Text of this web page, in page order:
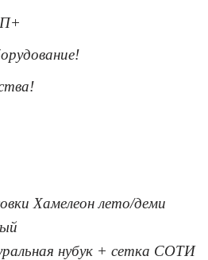
Хамелеон лето/деми
нубук + сетка СОТИ